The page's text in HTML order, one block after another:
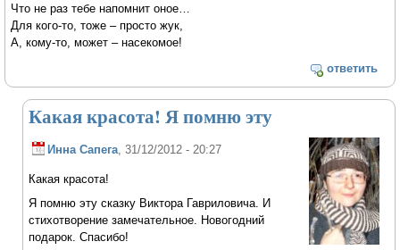
Что не раз тебе напомнит оное…
Для кого-то, тоже – просто жук,
А, кому-то, может – насекомое!
ответить
Какая красота! Я помню эту
Инна Сапега, 31/12/2012 - 20:27
Какая красота!
Я помню эту сказку Виктора Гавриловича. И
стихотворение замечательное. Новогодний
подарок. Спасибо!